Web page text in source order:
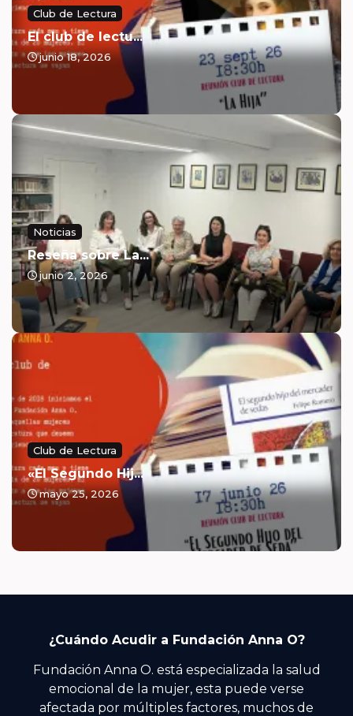
Club de Lectura
El club de lectu...
junio 18, 2026
Noticias
Reseña sobre La...
junio 2, 2026
Club de Lectura
«El Segundo Hij...
mayo 25, 2026
¿Cuándo Acudir a Fundación Anna O?
Fundación Anna O. está especializada la salud
emocional de la mujer, esta puede verse
afectada por múltiples factores, muchos de